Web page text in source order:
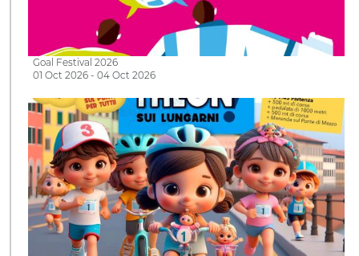
Goal Festival 2026
01 Oct 2026 - 04 Oct 2026